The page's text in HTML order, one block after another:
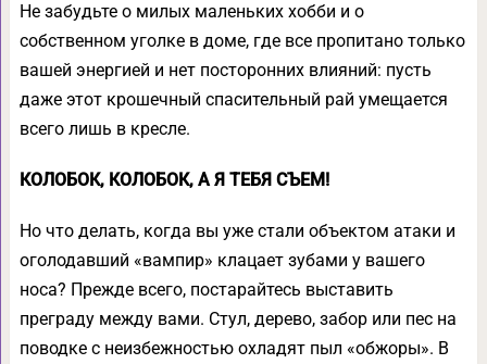
Не забудьте о милых маленьких хобби и о
собственном уголке в доме, где все пропитано только
вашей энергией и нет посторонних влияний: пусть
даже этот крошечный спасительный рай умещается
всего лишь в кресле.
КОЛОБОК, КОЛОБОК, А Я ТЕБЯ СЪЕМ!
Но что делать, когда вы уже стали объектом атаки и
оголодавший «вампир» клацает зубами у вашего
носа? Прежде всего, постарайтесь выставить
преграду между вами. Стул, дерево, забор или пес на
поводке с неизбежностью охладят пыл «обжоры». В